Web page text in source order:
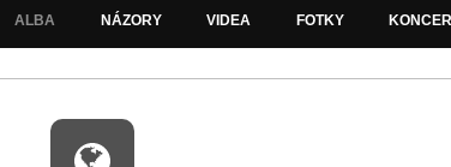
ALBA NÁZORY VIDEA FOTKY